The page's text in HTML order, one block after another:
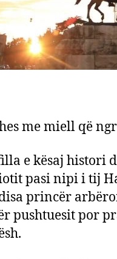
me miell që
e kësaj histori
pasi nipi i tij
princër
pushtuesit por